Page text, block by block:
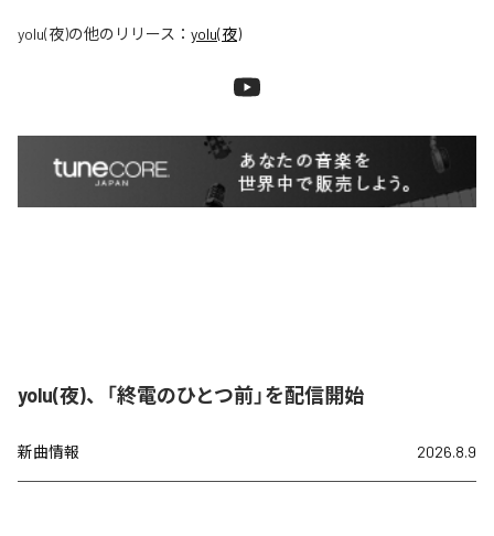
yolu(夜)の他のリリース： yolu(夜)
yolu(夜)、「終電のひとつ前」を配信開始
新曲情報 2026.8.9